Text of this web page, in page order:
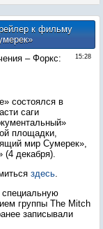
к фильму
15:28
– Форкс:
состоялся в
саги
площадки,
мир Сумерек»,
(4 декабря).
здесь.
группы The Mitch
записывали